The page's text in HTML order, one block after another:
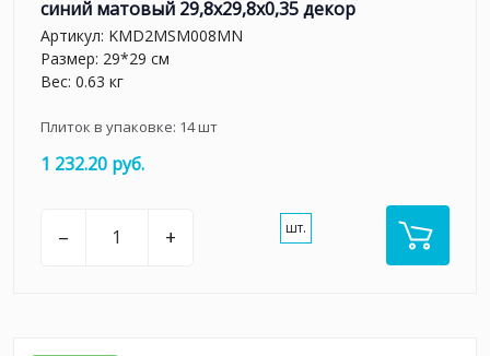
синий матовый 29,8x29,8x0,35 декор
Артикул: KMD2MSM008MN
Размер: 29*29 см
Вес: 0.63 кг
Плиток в упаковке: 14шт
1 232.20 руб.
– + шт.